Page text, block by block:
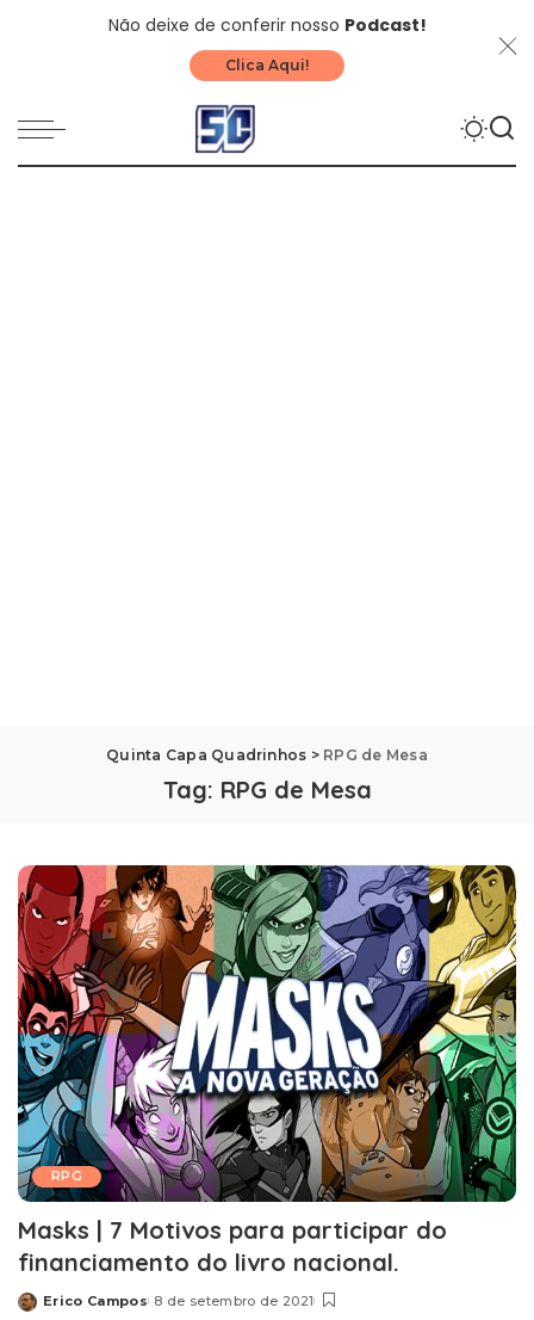
Não deixe de conferir nosso Podcast!
Clica Aqui!
Quinta Capa Quadrinhos > RPG de Mesa
Tag: RPG de Mesa
RPG
Masks | 7 Motivos para participar do
financiamento do livro nacional.
Posted
Erico Campos 8 de setembro de 2021